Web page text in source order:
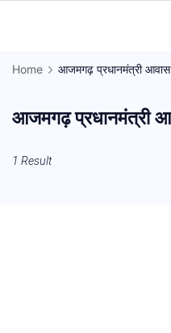
Regional
News
Home आजमगढ़ प्रधानमंत्री आवास
आजमगढ़ प्रधानमंत्री
1 Result